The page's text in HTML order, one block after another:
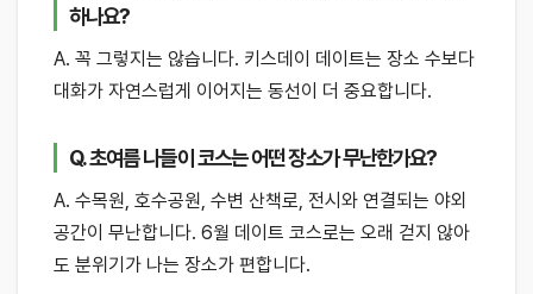
하나요?
A. 꼭 그렇지는 않습니다. 키스데이 데이트는 장소 수보다
대화가 자연스럽게 이어지는 동선이 더 중요합니다.
Q. 초여름 나들이 코스는 어떤 장소가 무난한가요?
A. 수목원, 호수공원, 수변 산책로, 전시와 연결되는 야외
공간이 무난합니다. 6월 데이트 코스로는 오래 걷지 않아
도 분위기가 나는 장소가 편합니다.